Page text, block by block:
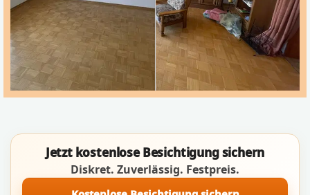
Jetzt kostenlose Besichtigung sichern
Diskret. Zuverlässig. Festpreis.